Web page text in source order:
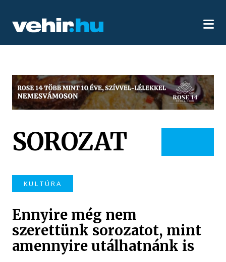
SOROZAT
KULTÚRA
Ennyire még nem
szerettünk sorozatot, mint
amennyire utálhatnánk is